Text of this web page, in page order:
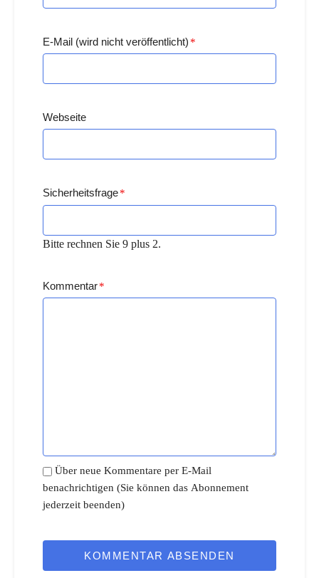
E-Mail (wird nicht veröffentlicht) *
Webseite
Sicherheitsfrage*
Bitte rechnen Sie 9 plus 2.
Kommentar*
Über neue Kommentare per E-Mail
benachrichtigen (Sie können das Abonnement
jederzeit beenden)
KOMMENTAR ABSENDEN